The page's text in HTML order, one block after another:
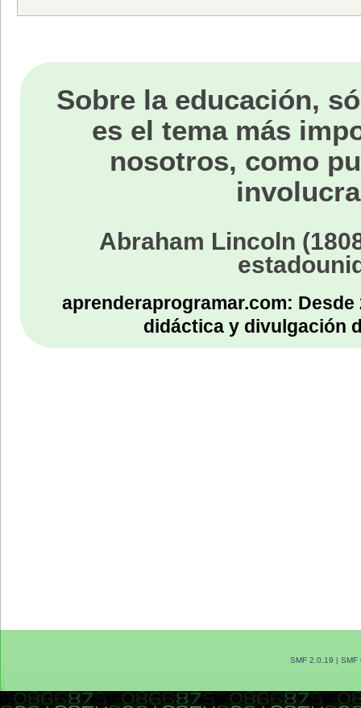
Sobre la educación,
es el tema más
nosotros, como
Abraham Lincoln
aprenderaprogramar.com:
didáctica y divulgación
SMF 2.0.19 SMF